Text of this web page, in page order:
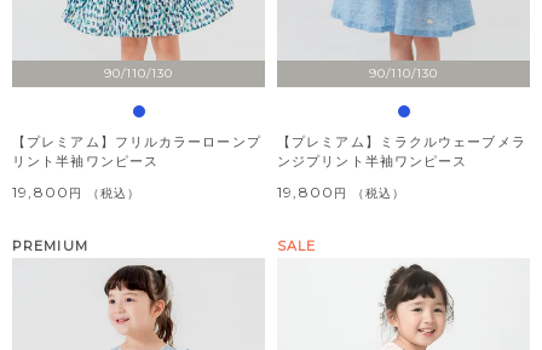
90/110/130
【プレミアム】フリルカラーローンプ
リント半袖ワンピース
19,800 税込
90/110/130
【プレミアム】ミラクルウェーブメラ
ンジプリント半袖ワンピース
19,800 税込
PREMIUM SALE